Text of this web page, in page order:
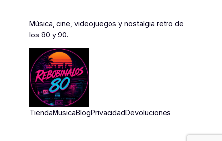
Música, cine, videojuegos y nostalgia retro de
los 80 y 90.
TiendaMusicaBlogPrivacidad Devoluciones